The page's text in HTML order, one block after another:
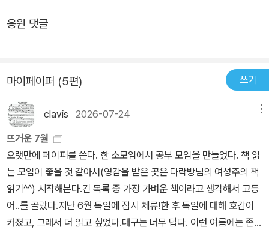
살지 말라고 말하는 사람은 몰라서 누군가는 늘 아파야 한다. 조금 더
하는 식으로 쓰인 ‘H에게’라는 마지막 소설이 제일 잘 읽혔다. 촌락에
가까운 경기도 어드메에서 자라고, 작가는 나랑 나이도 같고, 내가 뱉
은 건 아니지만 어디선가 떨어져 자란 수박 덩쿨이 있는 골목을 지날
때마다 얼마나 자랐나 지켜보다가 손톱 만한 열매가 노랗게 말라 죽
어버리는 걸 본 적이 있어서, 동네에 우루루 몰려다니는 개들이 무섭
고 아무데나 싸 놓은 개똥이 짜증난 적도 있어서, 부유한 친구 집에 가
서 부러운 마음이 들기도 했어서, 하여간에 궁상스러움이 너무 와닿
았다. 지금은 그때에 비하면 너무 잘 살게 된 것 같아(나는 마카롱을
아주 많이 먹어봤거든...) 또 괜히 미안해졌다. +밑줄 긋기-자신 없으
면 자신 없다고 말하고 가끔 넘어지면서 살고 싶다. 무리해서 뭔가를
로 봤었고 가끔 「TV 동물농장」(넌 쉽게 말했지만)을 재밌게 보던 기
이라는 시를 좋아합니다.아이스크림을 먹는 것을 좋아하지만 하겐다
즈 마카다미아맛(나 어떡해)같은 아이스크림은 워낙에 비싸서 자주
사먹지는 못하고 큰 맘 먹고 사먹기는 했어요.그리고 제가 사는 부산
의 용두산공원이 등장하여 익숙했던 (멀리 떨어진 곳의 이야기)와 수
건으로 인해 헤어지려고 결심했던 커플의 이야기인 (일상생활), (한
사람을 위한 마음)의 쌍둥이같은 (사라진 것들 그리고 사라질 것들),
벌초하러가는 모습이 다소 인상적인 (준과 나의 여름)까지......9편의
단편을 읽으면서 익숙하면서도 이 전과는 다른 느낌을 받았던 이주란
작가님의 장편이나 언젠가 나올 세번째 소설집을 손꼽아 기다리겠습
니다.이주란작가님, 좋은 글을 읽게 해주셔서 정말 감사합니다!
응원 댓글
마이페이퍼 (5편) 쓰기
clavis 2026-07-24
뜨거운 7월
오랫만에 페이퍼를 쓴다. 한 소모임에서 공부 모임을 만들었다. 책 읽
는 모임이 좋을 것 같아서(영감을 받은 곳은 다락방님의 여성주의 책
읽기^^) 시작해본다.긴 목록 중 가장 가벼운 책이라고 생각해서 고등
어..를 골랐다.지난 6월 독일에 잠시 체류!한 후 독일에 대해 호감이
커졌고, 그래서 더 읽고 싶었다.대구는 너무 덥다. 이런 여름에는 존재